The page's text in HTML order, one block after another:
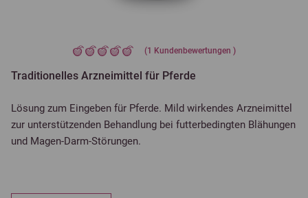
(1 Kundenbewertungen )
Traditionelles Arzneimittel für Pferde
Lösung zum Eingeben für Pferde. Mild wirkendes Arzneimittel
zur unterstützenden Behandlung bei futterbedingten Blähungen
und Magen-Darm-Störungen.